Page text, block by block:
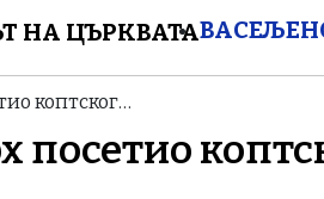
НА ЦЪРКВАТА
коптског…
посетио